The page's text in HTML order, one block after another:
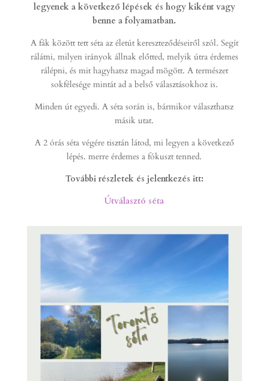
legyenek a következő lépések és hogy kiként vagy
benne a folyamatban.
A fák között tett séta az életút kereszteződéseiről szól. Segít
rálátni, milyen irányok állnak előtted, melyik útra érdemes
rálépni, és mit hagyhatsz magad mögött. A természet
sokfélesége mintát ad a belső választásokhoz is.
Minden út egyedi. A séta során is, bármikor választhatsz
másik utat.
A 2 órás séta végére tisztán látod, mi legyen a következő
lépés. merre érdemes a fókuszt tenned.
További részletek és jelentkezés itt:
Útválasztó séta